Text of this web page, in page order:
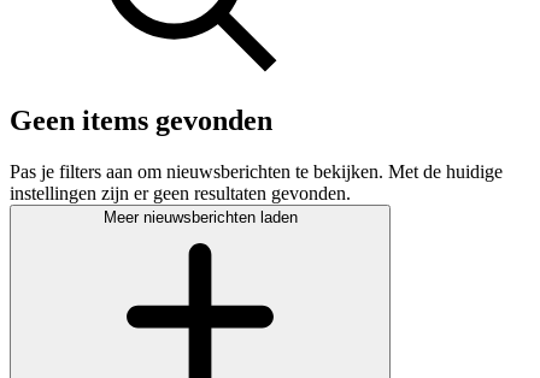
Geen items gevonden
Pas je filters aan om nieuwsberichten te bekijken. Met de huidige
instellingen zijn er geen resultaten gevonden.
Meer nieuwsberichten laden